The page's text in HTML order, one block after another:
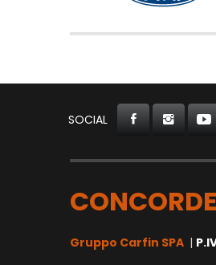
SOCIAL
Gruppo Carfin SPA |